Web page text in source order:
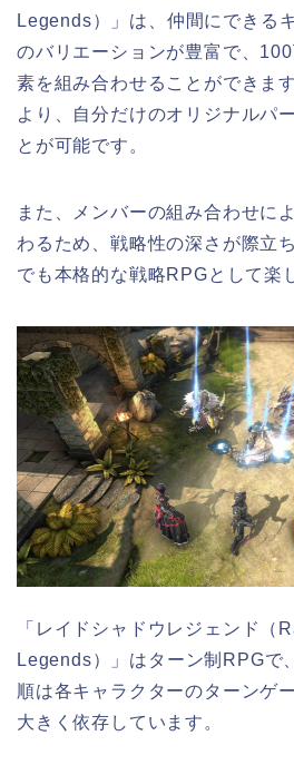
Legends）」は、仲間にできる
のバリエーションが豊富で、
素を組み合わせることができま
より、自分だけのオリジナルパ
とが可能です。
また、メンバーの組み合わせに
わるため、戦略性の深さが際立
でも本格的な戦略RPGとして楽
「レイドシャドウレジェンド（
Legends）」はターン制RPGで
順は各キャラクターのターンゲ
大きく依存しています。